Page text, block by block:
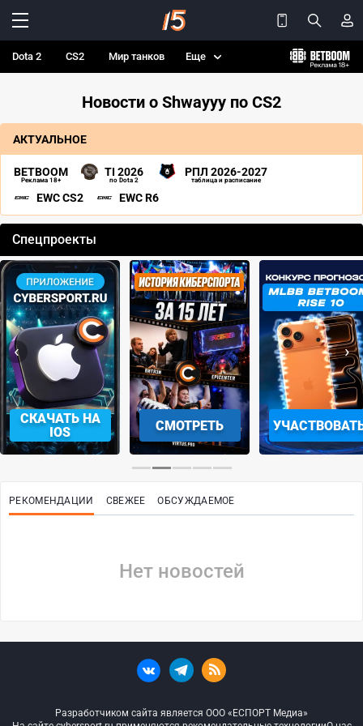
Dota 2 CS2 Мир танков Еще
Новости о Shwayyy по CS2
АКТУАЛЬНОЕ
BETBOOM
Реклама 18+
TI 2026
по Dota 2
РПЛ 2026-2027
таблица и расписание
EWC CS2 EWC R6
Спецпроекты
СКАЧАТЬ НА
IOS
СМОТРЕТЬ
‹ ›
РЕКОМЕНДАЦИИ СВЕЖЕЕ ОБСУЖДАЕМОЕ
Нет новостей
Разработчиком сайта является ООО «ЕСПОРТ Медиа»